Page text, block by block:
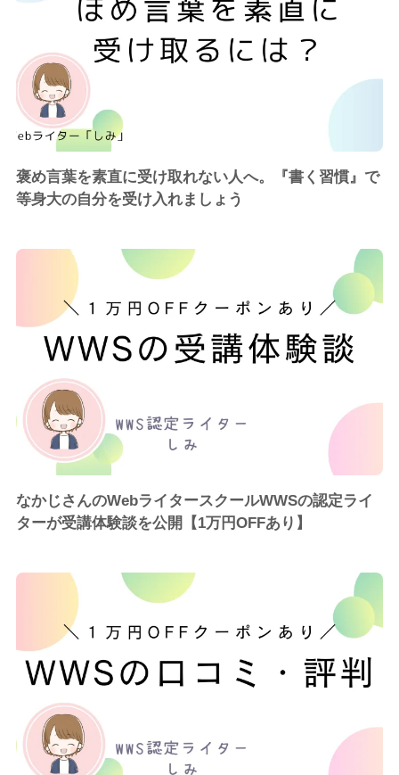
褒め言葉を素直に受け取れない人へ。『書く習慣』で
等身大の自分を受け入れましょう
なかじさんのWebライタースクールWWSの認定ライ
ターが受講体験談を公開【1万円OFFあり】